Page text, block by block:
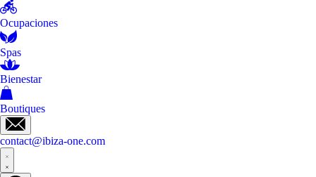
Ocupaciones
Spas
Bienestar
Boutiques
contact@ibiza-one.com